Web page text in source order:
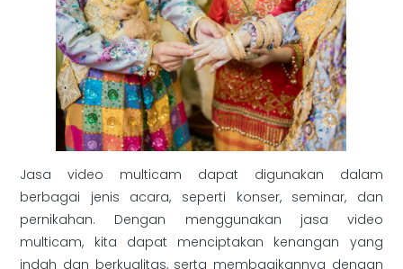
Jasa video multicam dapat digunakan dalam
berbagai jenis acara, seperti konser, seminar, dan
pernikahan. Dengan menggunakan jasa video
multicam, kita dapat menciptakan kenangan yang
indah dan berkualitas, serta membagikannya dengan